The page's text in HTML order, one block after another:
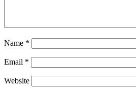
Name *
Email *
Website